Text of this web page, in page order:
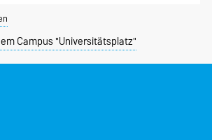
Campus "Universitätsplatz"